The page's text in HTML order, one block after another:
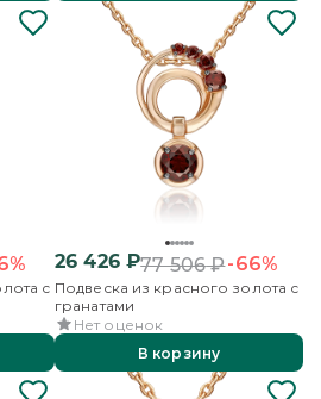
с
26 426₽77 506₽-66%
Подвеска из красного золота с
гранатами
Нет оценок
В корзину